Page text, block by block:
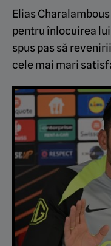
Elias
pentru înlocuirea
spus pas să
cele mai mari